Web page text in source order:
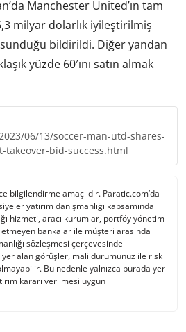
Manchester United’ın tam
milyar dolarlık iyileştirilmiş
bildirildi. Diğer yandan
yüzde 60′ını satın almak
06/13/soccer-man-utd-shares-
bid-success.html
bilgilendirme amaçlıdır. Paratic.com’da
yatırım danışmanlığı kapsamında
hizmeti, aracı kurumlar, portföy yönetim
bankalar ile müşteri arasında
sözleşmesi çerçevesinde
alan görüşler, mali durumunuz ile risk
Bu nedenle yalnızca burada yer
kararı verilmesi uygun